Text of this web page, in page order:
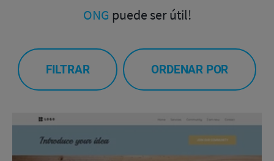
ONG puede ser útil!
FILTRAR ORDENAR POR